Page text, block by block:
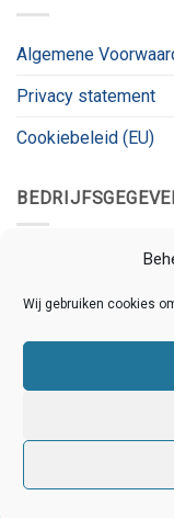
Wij gebruiken cookies
Algemene
Privacy statement
Cookiebeleid (EU)
3531 CL, Utrecht
BTW:BTW_ID
Copyright 2026